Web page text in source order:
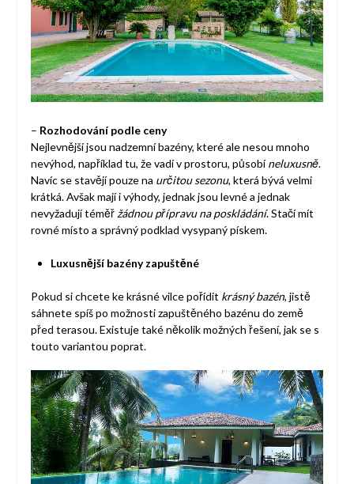
– Rozhodování podle ceny
Nejlevnější jsou nadzemní bazény, které ale nesou mnoho
nevýhod, například tu, že vadí v prostoru, působíneluxusně.
Navíc se stavějí pouze na určitou sezonu, která bývá velmi
krátká. Avšak mají i výhody, jednak jsou levné a jednak
nevyžadují téměřžádnou přípravu na poskládání. Stačí mít
rovné místo a správný podklad vysypaný pískem.
Luxusnější bazény zapuštěné
Pokud si chcete ke krásné vilce pořídit krásný bazén, jistě
sáhnete spíš po možnosti zapuštěného bazénu do země
před terasou. Existuje také několik možných řešení, jak se s
touto variantou poprat.